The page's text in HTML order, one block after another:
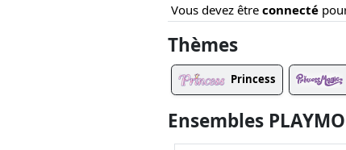
Vous devez être connecté
Thèmes
Princess
Ensembles